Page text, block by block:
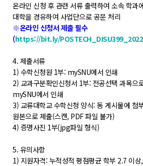
POLAR W-square
POLAR edu
POLARIS LOC
POLARIS LOS
경진대회
TCAT
SIF 2026
온라인 신청 후 관련 서류 출력하여 소속 학과
대학을 경유하여 사업단으로 공문 처리
※온라인 신청서 제출 필수
(https://bit.ly/
4. 제출서류
1) 수학신청원 1부: mySNU에서 인쇄
2) 교과구분확인신청서 1부: 전공선택 과목으
mySNU에서 인쇄
3) 교류대학교 수학신청 양식: 동 게시물에 첨
원본으로 제출(스캔, PDF 파일 불가)
4) 증명사진 1부(jpg파일 형식)
5. 유의사항
1) 지원자격: 누적성적 평점평균 학부 2.7 이